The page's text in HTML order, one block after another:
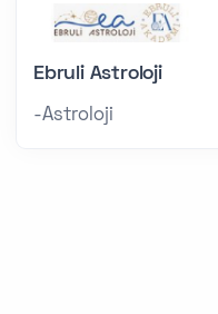
Ebruli Astroloji
-Astroloji